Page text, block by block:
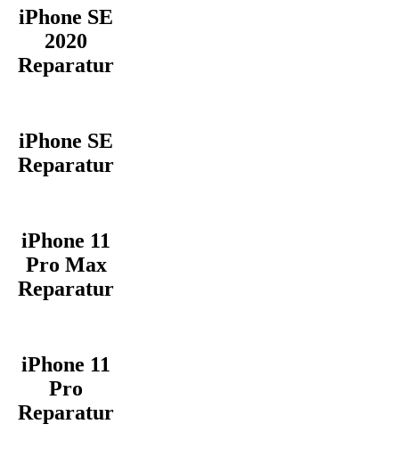
iPhone SE
2020
Reparatur
iPhone SE
Reparatur
iPhone 11
Pro Max
Reparatur
iPhone 11
Pro
Reparatur